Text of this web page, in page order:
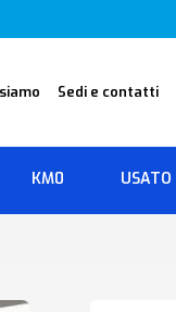
Sedi e contatti
KM0 USATO